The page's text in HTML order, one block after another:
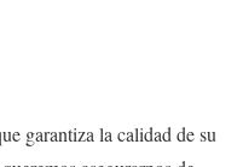
garantiza la calidad de su